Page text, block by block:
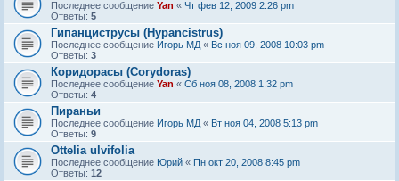
Последнее сообщение Yan « Чт фев 12, 2009 2:26 pm
Ответы: 5
Гипанциструсы (Hypancistrus)
Последнее сообщение Игорь МД « Вс ноя 09, 2008 10:03 pm
Ответы: 3
Коридорасы (Corydoras)
Последнее сообщение Yan « Сб ноя 08, 2008 1:32 pm
Ответы: 4
Пираньи
Последнее сообщение Игорь МД « Вт ноя 04, 2008 5:13 pm
Ответы: 9
Ottelia ulvifolia
Последнее сообщение Юрий « Пн окт 20, 2008 8:45 pm
Ответы: 12